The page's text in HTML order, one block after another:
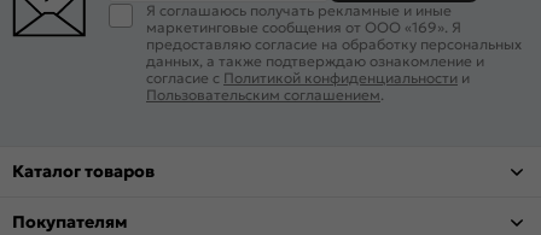
Я соглашаюсь получать рекламные и иные
маркетинговые сообщения от ООО «169». Я
предоставляю согласие на обработку персональных
данных, а также подтверждаю ознакомление и
согласие с Политикой конфиденциальности и
Пользовательским соглашением.
Каталог товаров
Покупателям